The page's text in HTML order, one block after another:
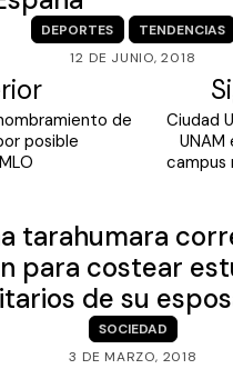
DEPORTES
TENDENCIAS
12 DE JUNIO, 2018
de
posible
Ciudad
campus
tarahumara
para costear
de su
SOCIEDAD
3 DE MARZO, 2018